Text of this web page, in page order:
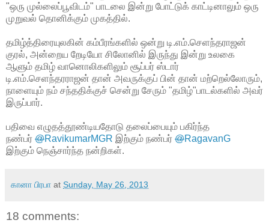
"ஒரு முல்லைப்பூவிடம்" பாடலை இன்று போட்டுக் காட்டினாலும் ஒரு
முறுவல் தொனிக்கும் முகத்தில்.
தமிழ்த்திரையுலகின் கம்பீரங்களில் ஒன்று டி.எம்.செளந்தராஜன்
குரல், அன்றைய றேடியோ சிலோனில் இருந்து இன்று உலகை
ஆளும் தமிழ் வானொலிகளிலும் சூப்பர் ஸ்டார்
டி.எம்.செளந்தரராஜன் தான் அவருக்குப் பின் தான் மற்றெல்லோரும்,
நாளையும் நம் சந்ததிக்குச் சென்று சேரும் "தமிழ்"பாடல்களில் அவர்
இருப்பார்.
பதிவை எழுதத்தூண்டியதோடு தலைப்பையும் பகிர்ந்த
நண்பர் @RavikumarMGR இற்கும் நண்பர் @RagavanG
இற்கும் நெஞ்சார்ந்த நன்றிகள்.
கானா பிரபா at Sunday, May 26, 2013
18 comments: